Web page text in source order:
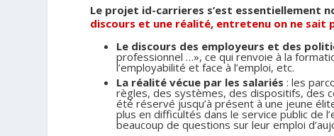
Le projet id-carrieres s’est essentiellement
discours et une réalité, entretenu on ne sait
Le discours des employeurs et des
professionnel …», ce qui renvoie à la
l’employabilité et face à l’emploi, etc.
La réalité vécue par les salariés : les
règles, des systèmes, des dispositifs, des
été réservé jusqu’à présent à une jeune
plus en difficultés dans le service public de
beaucoup de questions sur leur emploi